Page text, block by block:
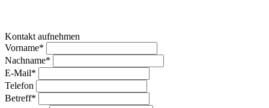
Kontakt aufnehmen
Vorname*
Nachname*
E-Mail*
Telefon
Betreff*